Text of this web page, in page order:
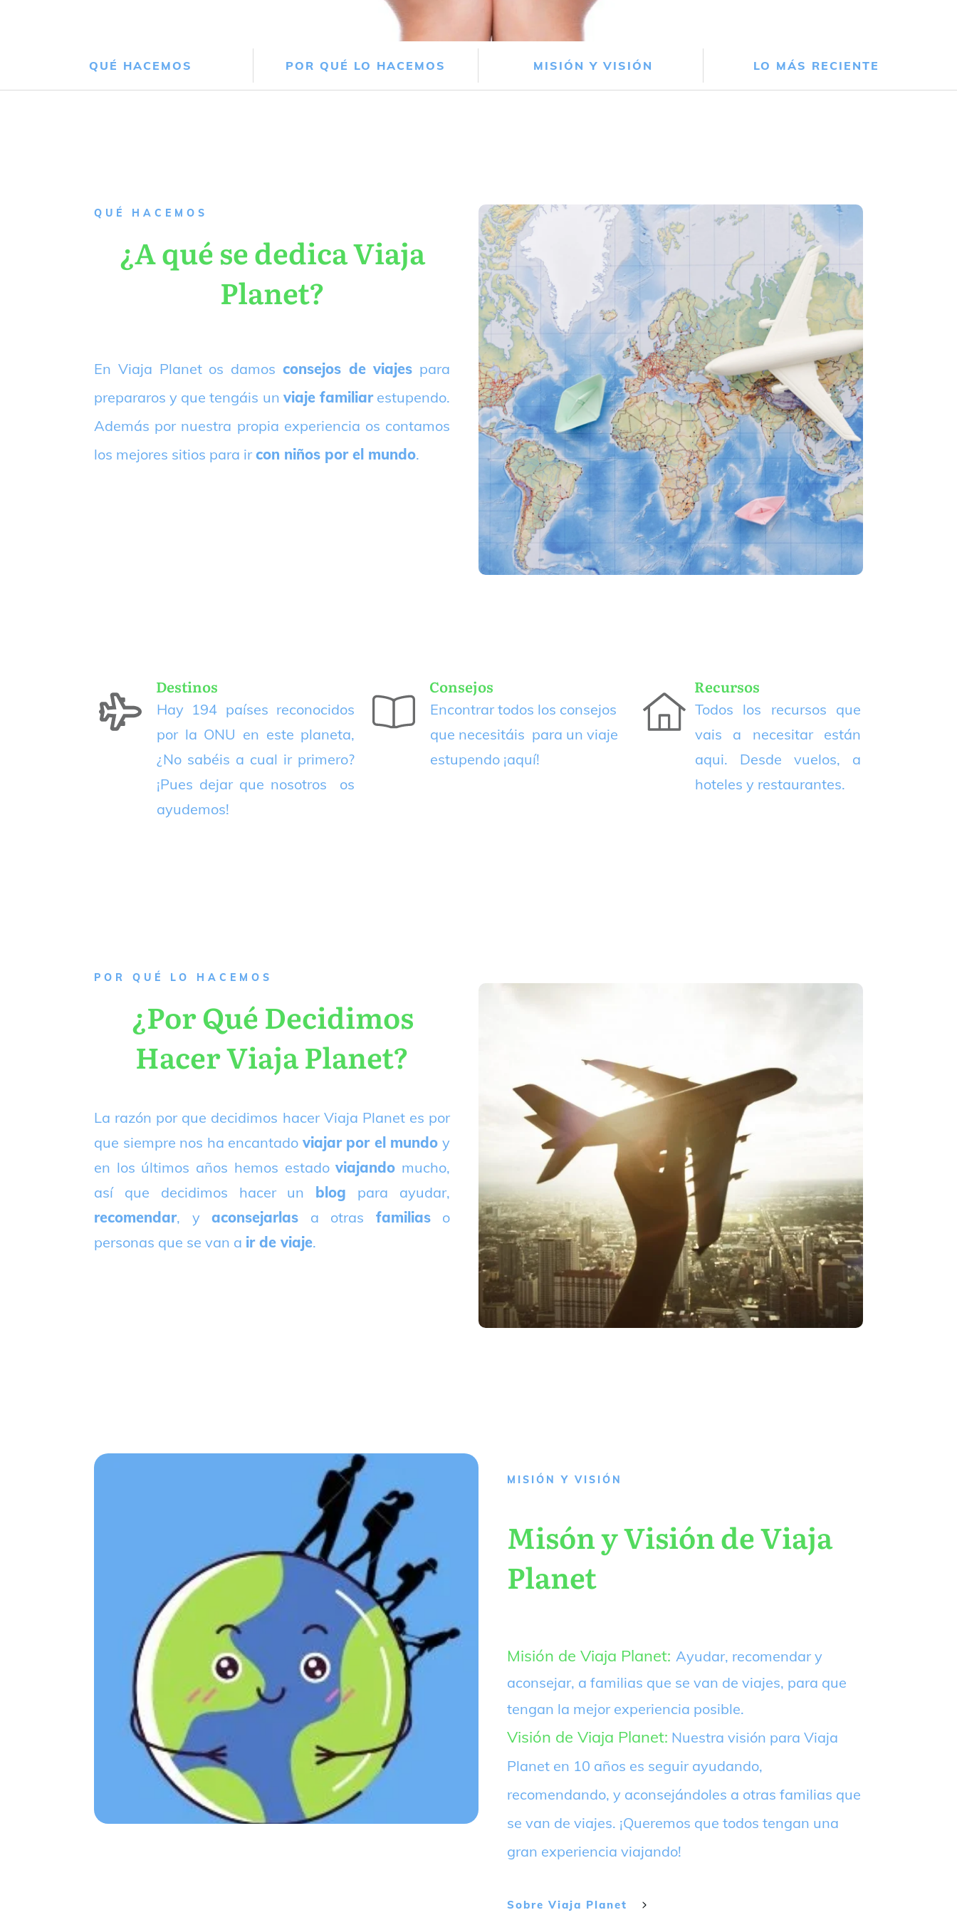
QUÉ HACEMOS POR QUÉ LO HACEMOS MISIÓN Y VISIÓN LO MÁS RECIENTE
QUÉ HACEMOS
¿A qué se dedica Viaja
Planet?
En Viaja Planet os damos consejos de viajes para
prepararos y que tengáis un viaje familiarestupendo.
Además por nuestra propia experiencia os contamos
los mejores sitios para ir con niños por el mundo.
Destinos
Hay 194 países reconocidos
por la ONU en este planeta,
¿No sabéis a cual ir primero?
¡Pues dejar que nosotros os
ayudemos!
Consejos
Encontrar todos los consejos
que necesitáis para un viaje
estupendo ¡aquí!
Recursos
Todos los recursos que
vais a necesitar están
aqui. Desde vuelos, a
hoteles y restaurantes.
P OR QUÉ LO HACEMOS
¿Por Qué Decidimos
Hacer Viaja Planet?
La razón por que decidimos hacer Viaja Planet es por
que siempre nos ha encantado viajar por el mundo y
en los últimos años hemos estadoviajando mucho,
así que decidimos hacer un blog para ayudar,
recomendar, y aconsejarlas a otras familiaso
personas que se van a ir de viaje.
MISIÓN Y VISIÓN
Misón y Visión de Viaja
Planet
Misión de Viaja Planet: Ayudar, recomendar y
aconsejar, a familias que se van de viajes, para que
tengan la mejor experiencia posible.
Visión de Viaja Planet: Nuestra visión para Viaja
Planet en 10 años es seguir ayudando,
recomendando, y aconsejándoles a otras familias que
se van de viajes. ¡Queremos que todos tengan una
gran experiencia viajando!
Sobre Viaja Planet